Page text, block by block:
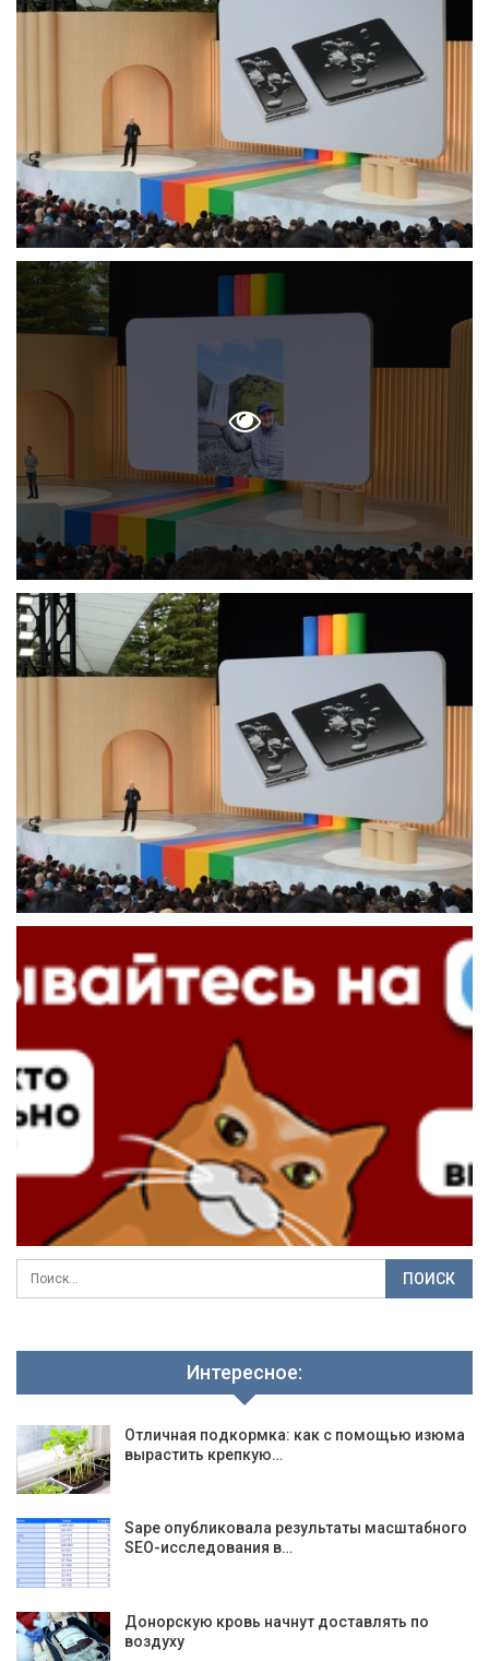
Интересное:
Отличная подкормка: как с помощью изюма
вырастить крепкую…
Sape опубликовала результаты масштабного
SEO-исследования в…
Донорскую кровь начнут доставлять по
воздуху